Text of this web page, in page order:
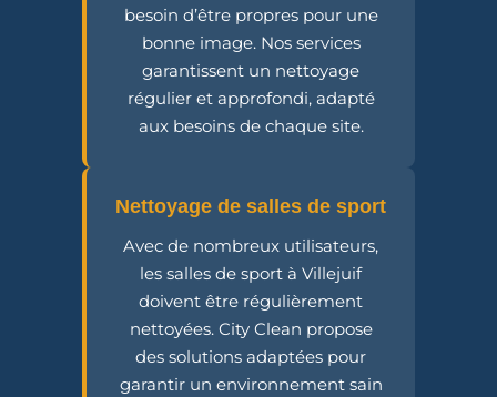
besoin d’être propres pour une
bonne image. Nos services
garantissent un nettoyage
régulier et approfondi, adapté
aux besoins de chaque site.
Nettoyage de salles de sport
Avec de nombreux utilisateurs,
les salles de sport à Villejuif
doivent être régulièrement
nettoyées. City Clean propose
des solutions adaptées pour
garantir un environnement sain